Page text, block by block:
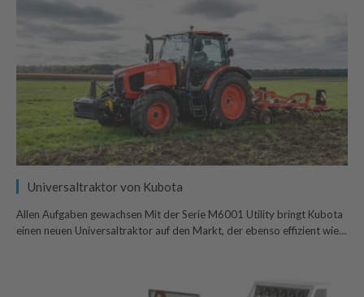
Universaltraktor von Kubota
Allen Aufgaben gewachsen Mit der Serie M6001 Utility bringt Kubota
einen neuen Universaltraktor auf den Markt, der ebenso effizient wie…